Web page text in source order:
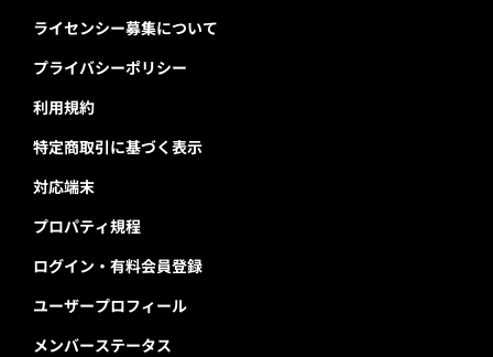
ライセンシー募集について
プライバシーポリシー
利用規約
特定商取引に基づく表示
対応端末
プロパティ規程
ログイン・有料会員登録
ユーザープロフィール
メンバーステータス